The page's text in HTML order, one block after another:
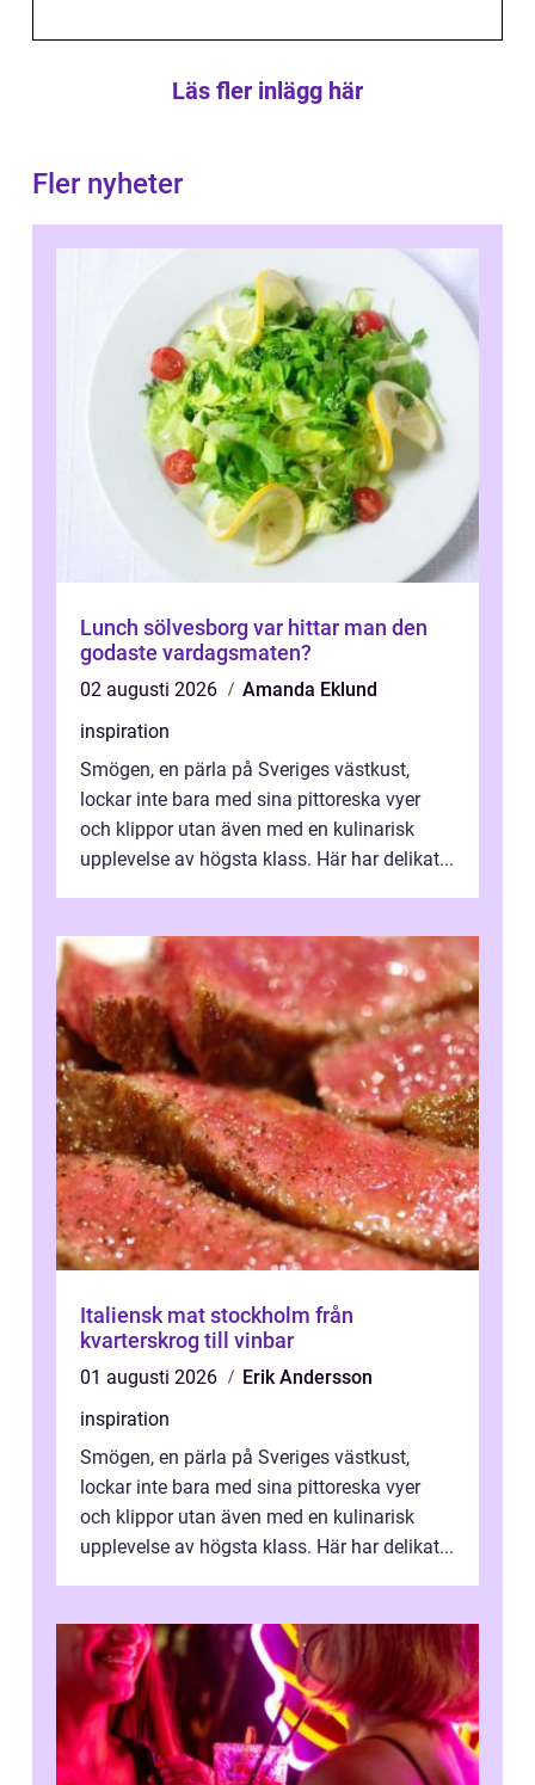
Läs fler inlägg här
Fler nyheter
Lunch sölvesborg var hittar man den
godaste vardagsmaten?
02 augusti 2026
Amanda Eklund
inspiration
Smögen, en pärla på Sveriges västkust,
lockar inte bara med sina pittoreska vyer
och klippor utan även med en kulinarisk
upplevelse av högsta klass. Här har delikat...
Italiensk mat stockholm från
kvarterskrog till vinbar
01 augusti 2026
Erik Andersson
inspiration
Smögen, en pärla på Sveriges västkust,
lockar inte bara med sina pittoreska vyer
och klippor utan även med en kulinarisk
upplevelse av högsta klass. Här har delikat...